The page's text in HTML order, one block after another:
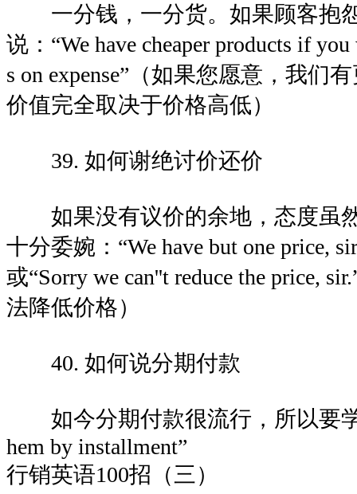
一分钱，一分货。如果顾客抱
说：“We have cheaper products if
s on expense”（如果您愿意，我们
价值完全取决于价格高低）
39. 如何谢绝讨价还价
如果没有议价的余地，态度虽
十分委婉：“We have but one price,
或“Sorry we can''t reduce the price,
法降低价格）
40. 如何说分期付款
如今分期付款很流行，所以要学
hem by installment”
行销英语100招（三）